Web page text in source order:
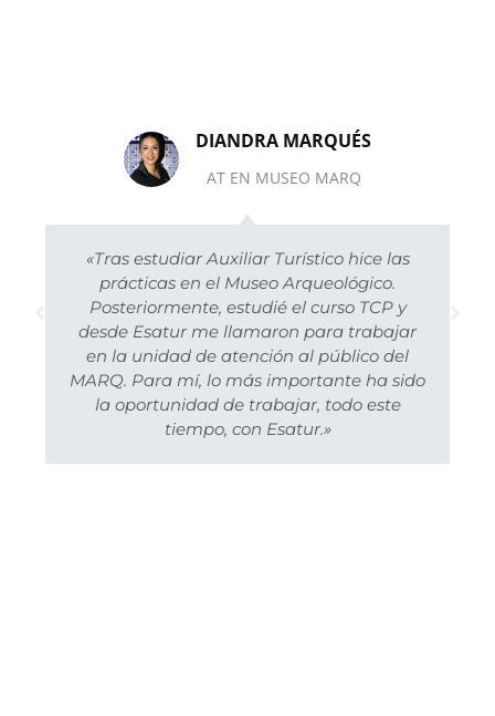
«Tras estudiar Auxiliar Turístico hice las
prácticas en el Museo Arqueológico.
Posteriormente, estudié el curso TCP y
desde Esatur me llamaron para trabajar
en la unidad de atención al público del
MARQ. Para mí, lo más importante ha sido
la oportunidad de trabajar, todo este
tiempo, con Esatur.»
DIANDRA MARQUÉS
AT EN MUSEO MARQ